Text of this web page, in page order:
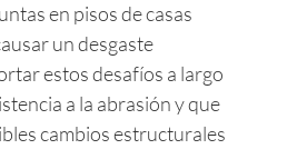
en pisos de casas
un desgaste
estos desafíos a largo
a la abrasión y que
cambios estructurales